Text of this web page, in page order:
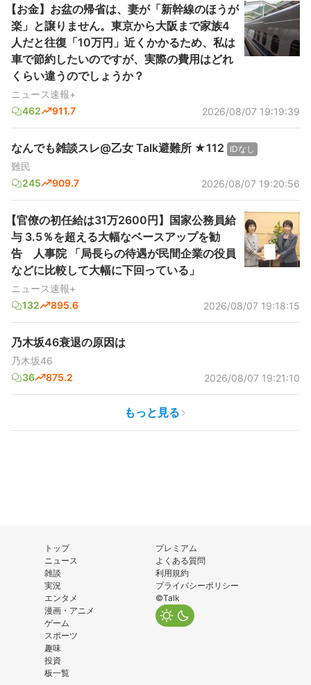
【お金】お盆の帰省は、妻が「新幹線のほうが
楽」と譲りません。東京から大阪まで家族4
人だと往復「10万円」近くかかるため、私は
車で節約したいのですが、実際の費用はどれ
くらい違うのでしょうか？
ニュース速報+
462
911.7 2026/08/07 19:19:39
なんでも雑談スレ@乙女 Talk避難所 ★112 IDなし
難民
245
909.7 2026/08/07 19:20:56
【官僚の初任給は31万2600円】国家公務員給
与 3.5％を超える大幅なベースアップを勧
告 人事院 「局長らの待遇が民間企業の役員
などに比較して大幅に下回っている」
ニュース速報+
132
895.6 2026/08/07 19:18:15
乃木坂46衰退の原因は
乃木坂46
36
875.2 2026/08/07 19:21:10
もっと見る
トップ
ニュース
雑談
実況
エンタメ
漫画・アニメ
ゲーム
スポーツ
趣味
投資
板一覧
プレミアム
よくある質問
利用規約
プライバシーポリシー
©Talk